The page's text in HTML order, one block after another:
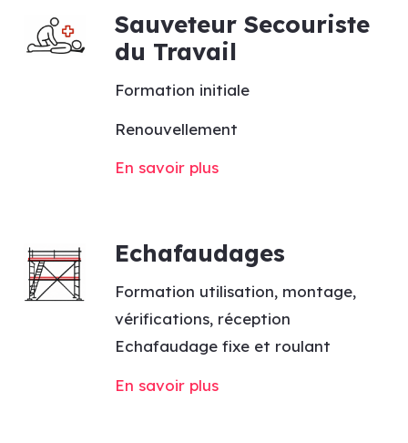
Sauveteur Secouriste
du Travail
Formation initiale
Renouvellement
En savoir plus
Echafaudages
Formation utilisation, montage,
vérifications, réception
Echafaudage fixe et roulant
En savoir plus